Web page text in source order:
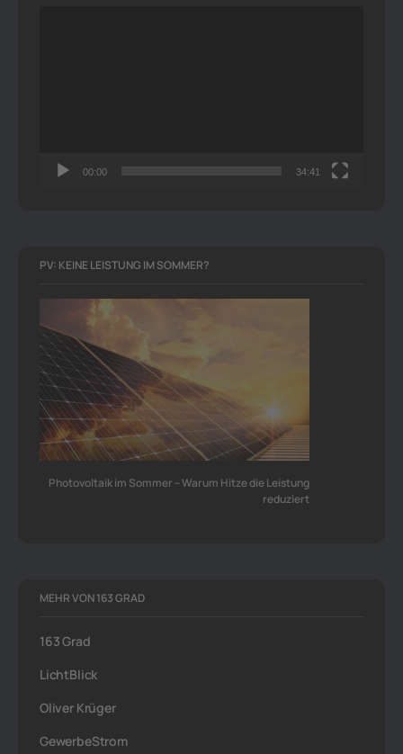
00:00 34:41
PV: KEINE LEISTUNG IM SOMMER?
Photovoltaik im Sommer – Warum Hitze die Leistung
reduziert
MEHR VON 163 GRAD
163 Grad
LichtBlick
Oliver Krüger
GewerbeStrom